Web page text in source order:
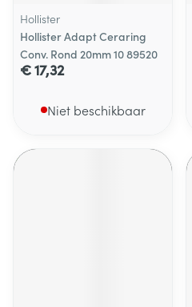
Hollister
Hollister Adapt Ceraring
Conv. Rond 20mm 10 89520
€ 17,32
Niet beschikbaar